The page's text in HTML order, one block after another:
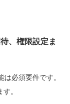
、権限設定ま
必須要件です。
。